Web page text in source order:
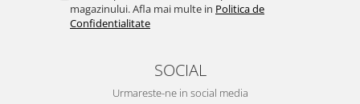
magazinului. Afla mai multe in Politica de
Confidentialitate
SOCIAL
Urmareste-ne in social media